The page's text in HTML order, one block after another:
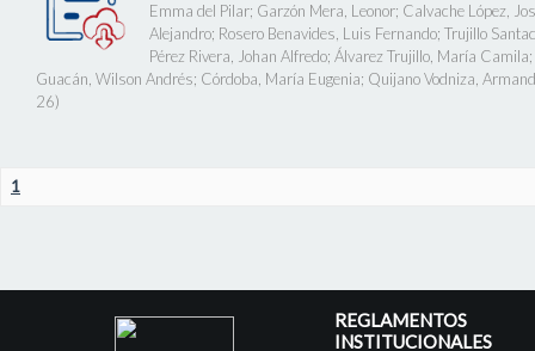
Emma del Pilar; Garzón Mera, Leonor; Calvache López,
Alejandro; Rosero Benavides, Luis Fernando; Trujillo
Pérez Rivera, Johan Alfredo; Álvarez Trujillo, María Camila;
Guacán, Wilson Andrés; Córdoba, María Eugenia; Quijano Vodniza,
26)
1
REGLAMENTOS
INSTITUCIONALES